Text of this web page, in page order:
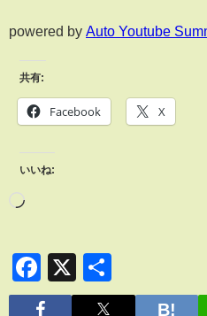
powered by Auto Youtube
共有:
Facebook X
いいね:
Facebook
X
有